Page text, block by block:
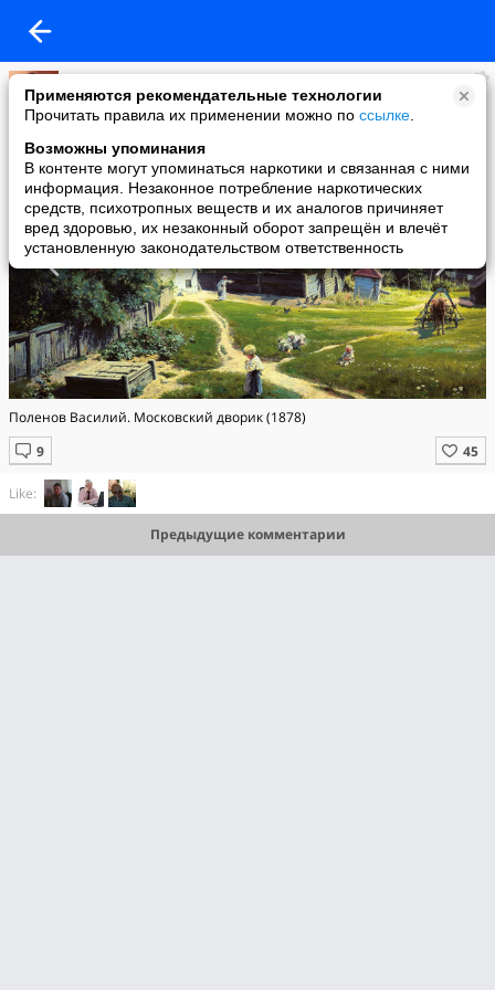
Применяются рекомендательные технологии
Прочитать правила их применении можно по ссылке
Возможны упоминания
В контенте могут упоминаться наркотики и связанная с ними
информация. Незаконное потребление наркотических
средств, психотропных веществ и их аналогов причиняет
вред здоровью, их незаконный оборот запрещён и влечёт
установленную законодательством ответственность
ƗҨƥϰϰ
added a photo
14 Aug в 23:41
Поленов Василий. Московский дворик (1878)
Like:
Предыдущие комментарии